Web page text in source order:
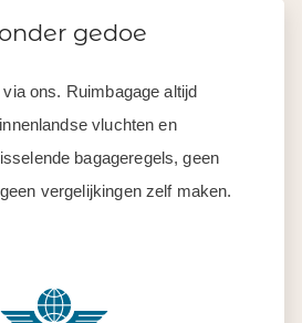
gedoe
ons. Ruimbagage altijd
vluchten en
bagageregels, geen
vergelijkingen zelf maken.